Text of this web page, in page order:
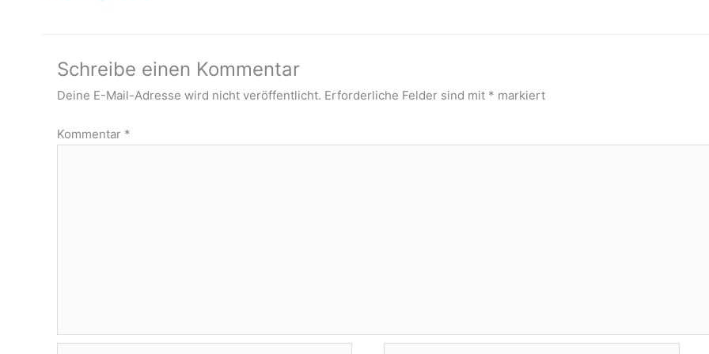
Schreibe einen Kommentar
Deine E-Mail-Adresse wird nicht veröffentlicht. Erforderliche Felder sind mit * markiert
Kommentar *